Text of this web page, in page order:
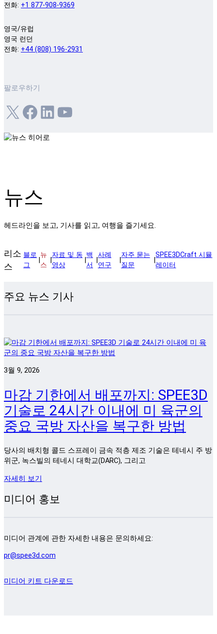
전화: +1 877-908-9369
영국/유럽
영국 런던
전화: +44 (808) 196-2931
팔로우하기
X Facebook LinkedIn YouTube
뉴스
헤드라인을 보고, 기사를 읽고, 여행을 즐기세요.
리소
스
블로
그
|
뉴
스
|
자료 및 동
영상
|
백
서
|
사례
연구
|
자주 묻는
질문
|
SPEE3DCraft 시뮬
레이터
주요 뉴스 기사
3월 9, 2026
마감 기한에서 배포까지: SPEE3D
기술로 24시간 이내에 미 육군의
중요 국방 자산을 복구한 방법
당사의 배치형 콜드 스프레이 금속 적층 제조 기술은 테네시 주 방
위군, 녹스빌의 테네시 대학교(DARC), 그리고
자세히 보기
미디어 홍보
미디어 관계에 관한 자세한 내용은 문의하세요:
pr@spee3d.com
미디어 키트 다운로드